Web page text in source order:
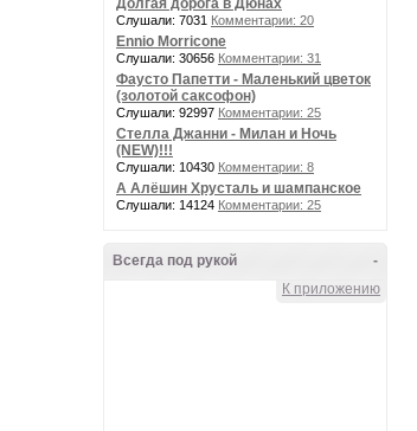
Долгая дорога в Дюнах
Слушали: 7031 Комментарии: 20
Ennio Morricone
Слушали: 30656 Комментарии: 31
Фаусто Папетти - Маленький цветок
(золотой саксофон)
Слушали: 92997 Комментарии: 25
Стелла Джанни - Милан и Ночь
(NEW)!!!
Слушали: 10430 Комментарии: 8
А Алёшин Хрусталь и шампанское
Слушали: 14124 Комментарии: 25
-
Всегда под рукой
К приложению